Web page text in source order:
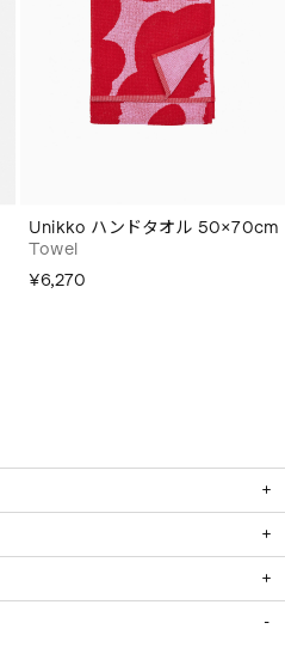
Unikko ハンドタオル 50×70cm
Towel
¥6,270